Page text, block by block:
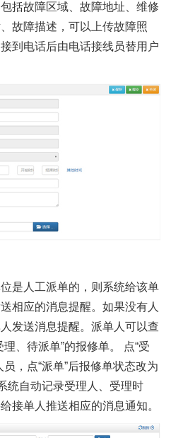
括故障区域、故障地址、维修
故障描述，可以上传故障照
到电话后由电话接线员替用户
是人工派单的，则系统给该单
相应的消息提醒。如果没有人
发送消息提醒。派单人可以查
、待派单”的报修单。 点“受
，点“派单”后报修单状态改为
统自动记录受理人、受理时
接单人推送相应的消息通知。